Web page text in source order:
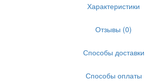
Характеристики
Отзывы (0)
Способы доставки
Способы оплаты